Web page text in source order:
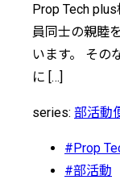
Prop Tech
員同士の親睦
います。 その
に […]
series: 部活動
#Prop
#部活動